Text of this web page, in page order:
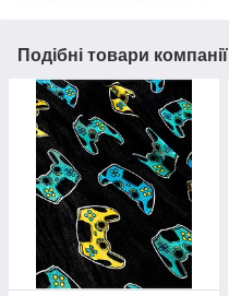
Подібні товари компанії